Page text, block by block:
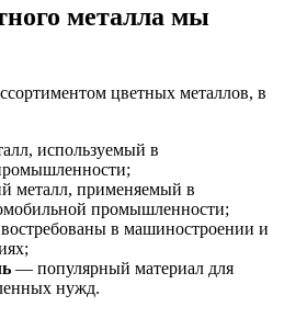
металла мы
цветных металлов, в
используемый в
металл, применяемый в
промышленности;
в машиностроении и
— популярный материал для
нужд.